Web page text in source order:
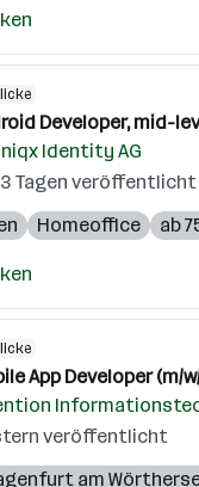
Developer, mid-
Identity AG
Tagen veröffentlicht
Homeoffice ab
App Developer (m/
veröffentlicht
am